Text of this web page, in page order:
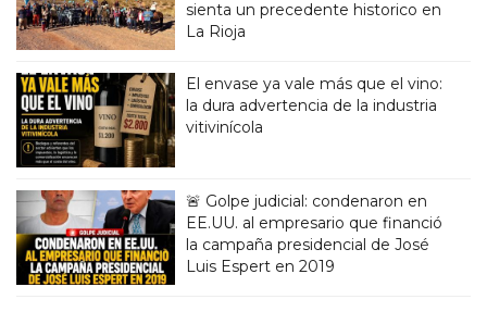
sienta un precedente historico en
La Rioja
El envase ya vale más que el vino:
la dura advertencia de la industria
vitivinícola
🚨 Golpe judicial: condenaron en
EE.UU. al empresario que financió
la campaña presidencial de José
Luis Espert en 2019